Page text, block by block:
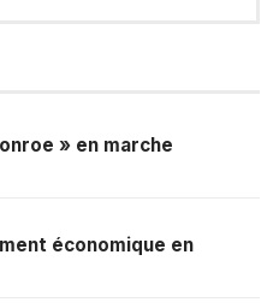
» en marche
économique en